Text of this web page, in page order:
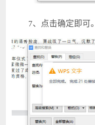
7、点击确定即可。